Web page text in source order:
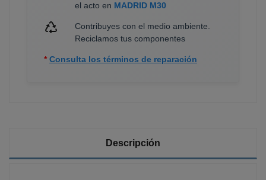
el acto en MADRID M30
Contribuyes con el medio ambiente.
Reciclamos tus componentes
* Consulta los términos de reparación
Descripción